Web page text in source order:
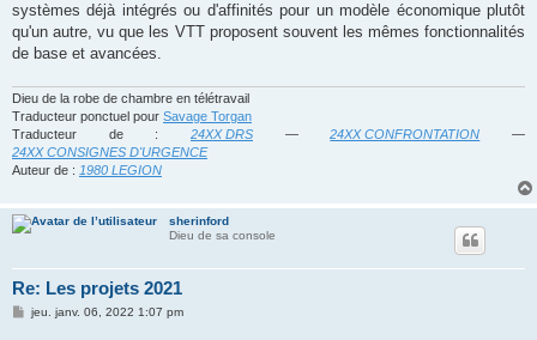
systèmes déjà intégrés ou d'affinités pour un modèle économique plutôt
qu'un autre, vu que les VTT proposent souvent les mêmes fonctionnalités
de base et avancées.
Dieu de la robe de chambre en télétravail
Traducteur ponctuel pour Savage Torgan
Traducteur de : 24XX DRS —24XX CONFRONTATION —
24XX CONSIGNES D'URGENCE
Auteur de : 1980 LEGION
sherinford
Dieu de sa console
Re: Les projets 2021
Mjeu. janv. 06, 2022 1:07 pm